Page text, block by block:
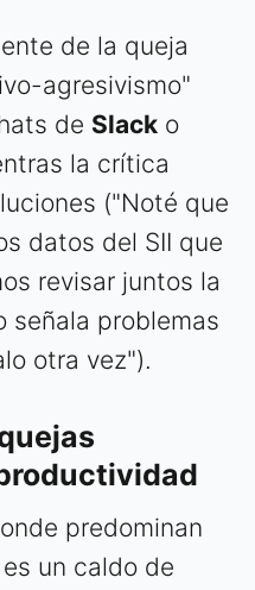
de la queja
agresivismo"
de Slack o
la crítica
("Noté que
datos del SII que
revisar juntos la
señala problemas
otra vez").
predominan
un caldo de